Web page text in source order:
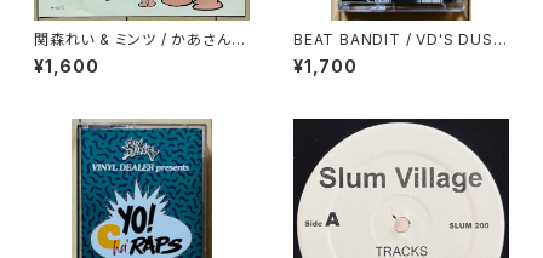
関森れい & ミンツ / かあさん
(マザー)
¥1,600
BEAT BANDIT / VD'S DUST
Y FINGAZ '95
¥1,700